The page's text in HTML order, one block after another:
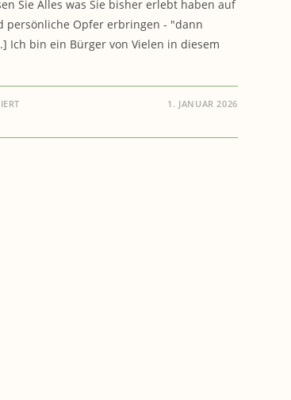
Sie Alles was Sie bisher erlebt haben auf
persönliche Opfer erbringen - "dann
Ich bin ein Bürger von Vielen in diesem
1. JANUAR 2026